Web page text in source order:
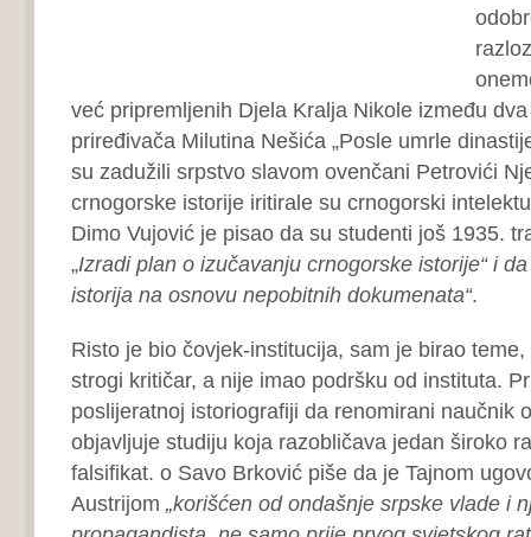
već pripremljenih Djela Kralja Nikole između
priređivača Milutina Nešića „Posle umrle
su zadužili srpstvo slavom ovenčani Petrovići
crnogorske istorije iritirale su crnogorski
Dimo Vujović je pisao da su studenti još 1935.
„Izradi plan o izučavanju crnogorske istorije“ i
istorija na osnovu nepobitnih dokumenata“.
Risto je bio čovjek-institucija, sam je birao
strogi kritičar, a nije imao podršku od instituta.
poslijeratnoj istoriografiji da renomirani naučnik
objavljuje studiju koja razobličava jedan široko
falsifikat. o Savo Brković piše da je Tajnom
Austrijom „korišćen od ondašnje srpske vlade i